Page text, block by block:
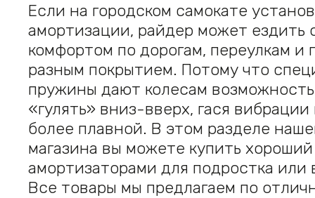
Если на городском самокате
амортизации, райдер может ездить
комфортом по дорогам, переулкам и
разным покрытием. Потому что
пружины дают колесам
«гулять» вниз-вверх, гася
более плавной. В этом разделе
магазина вы можете купить
амортизаторами для подростка или
Все товары мы предлагаем по